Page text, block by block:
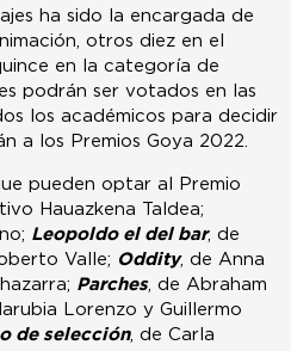
ha sido la encargada de
otros diez en el
en la categoría de
podrán ser votados en las
los académicos para decidir
a los Premios Goya 2022.
pueden optar al Premio
Hauazkena Taldea;
Leopoldo el del bar, de
Valle; Oddity, de Anna
Parches, de Abraham
Lorenzo y Guillermo
de selección, de Carla